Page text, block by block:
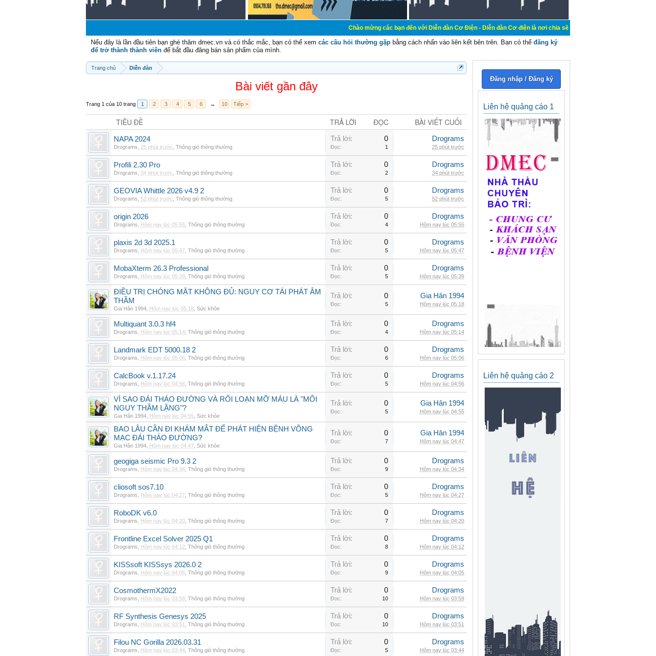
Chào mừng các bạn đến với Diễn đàn Cơ Điện - Diễn đàn Cơ điện là nơi chia sẽ kiến thức kinh nghiệm trong lãnh vực
Nếu đây là lần đầu tiên bạn ghé thăm dmec.vn và có thắc mắc, bạn có thể xem các câu hỏi thường gặp bằng cách nhấn vào liên kết bên trên. Bạn có thể đăng ký
để trở thành thành viên để bắt đầu đăng bán sản phẩm của mình.
Trang chủ Diễn đàn
Bài viết gần đây
Trang 1 của 10 trang 1 2 3 4 5 6 → 10 Tiếp >
TIÊU ĐỀ TRẢ LỜI ĐỌC BÀI VIẾT CUỐI
NAPA 2024
Drograms 25 phút trước Thông gió thông thường
Trả lời: 0
Đọc: 1
Drograms
25 phút trước
Profili 2.30 Pro
Drograms 34 phút trước Thông gió thông thường
Trả lời: 0
Đọc: 2
Drograms
34 phút trước
GEOVIA Whittle 2026 v4.9 2
Drograms 52 phút trước Thông gió thông thường
Trả lời: 0
Đọc: 5
Drograms
52 phút trước
origin 2026
Drograms Hôm nay lúc 05:55 Thông gió thông thường
Trả lời: 0
Đọc: 4
Drograms
Hôm nay lúc 05:55
plaxis 2d 3d 2025.1
Drograms Hôm nay lúc 05:47 Thông gió thông thường
Trả lời: 0
Đọc: 5
Drograms
Hôm nay lúc 05:47
MobaXterm 26.3 Professional
Drograms Hôm nay lúc 05:39 Thông gió thông thường
Trả lời: 0
Đọc: 5
Drograms
Hôm nay lúc 05:39
ĐIỀU TRỊ CHÓNG MẶT KHÔNG ĐỦ: NGUY CƠ TÁI PHÁT ÂM
THẦM
Gia Hân 1994 Hôm nay lúc 05:18 Sức khỏe
Trả lời: 0
Đọc: 5
Gia Hân 1994
Hôm nay lúc 05:18
Multiquant 3.0.3 hf4
Drograms Hôm nay lúc 05:14 Thông gió thông thường
Trả lời: 0
Đọc: 4
Drograms
Hôm nay lúc 05:14
Landmark EDT 5000.18 2
Drograms Hôm nay lúc 05:06 Thông gió thông thường
Trả lời: 0
Đọc: 6
Drograms
Hôm nay lúc 05:06
CalcBook v.1.17.24
Drograms Hôm nay lúc 04:56 Thông gió thông thường
Trả lời: 0
Đọc: 5
Drograms
Hôm nay lúc 04:56
VÌ SAO ĐÁI THÁO ĐƯỜNG VÀ RỐI LOẠN MỠ MÁU LÀ "MỐI
NGUY THẦM LẶNG"?
Gia Hân 1994 Hôm nay lúc 04:55 Sức khỏe
Trả lời: 0
Đọc: 5
Gia Hân 1994
Hôm nay lúc 04:55
BAO LÂU CẦN ĐI KHÁM MẮT ĐỂ PHÁT HIỆN BỆNH VÕNG
MẠC ĐÁI THÁO ĐƯỜNG?
Gia Hân 1994 Hôm nay lúc 04:47 Sức khỏe
Trả lời: 0
Đọc: 7
Gia Hân 1994
Hôm nay lúc 04:47
geogiga seismic Pro 9.3 2
Drograms Hôm nay lúc 04:34 Thông gió thông thường
Trả lời: 0
Đọc: 9
Drograms
Hôm nay lúc 04:34
cliosoft sos7.10
Drograms Hôm nay lúc 04:27 Thông gió thông thường
Trả lời: 0
Đọc: 5
Drograms
Hôm nay lúc 04:27
RoboDK v6.0
Drograms Hôm nay lúc 04:20 Thông gió thông thường
Trả lời: 0
Đọc: 7
Drograms
Hôm nay lúc 04:20
Frontline Excel Solver 2025 Q1
Drograms Hôm nay lúc 04:12 Thông gió thông thường
Trả lời: 0
Đọc: 8
Drograms
Hôm nay lúc 04:12
KISSsoft KISSsys 2026.0 2
Drograms Hôm nay lúc 04:05 Thông gió thông thường
Trả lời: 0
Đọc: 9
Drograms
Hôm nay lúc 04:05
CosmothermX2022
Drograms Hôm nay lúc 03:59 Thông gió thông thường
Trả lời: 0
Đọc: 10
Drograms
Hôm nay lúc 03:59
RF Synthesis Genesys 2025
Drograms Hôm nay lúc 03:51 Thông gió thông thường
Trả lời: 0
Đọc: 10
Drograms
Hôm nay lúc 03:51
Filou NC Gorilla 2026.03.31
Drograms Hôm nay lúc 03:44 Thông gió thông thường
Trả lời: 0
Đọc: 5
Drograms
Hôm nay lúc 03:44
Đăng nhập / Đăng ký
Liên hệ quảng cáo 1
Liên hệ quảng cáo 2